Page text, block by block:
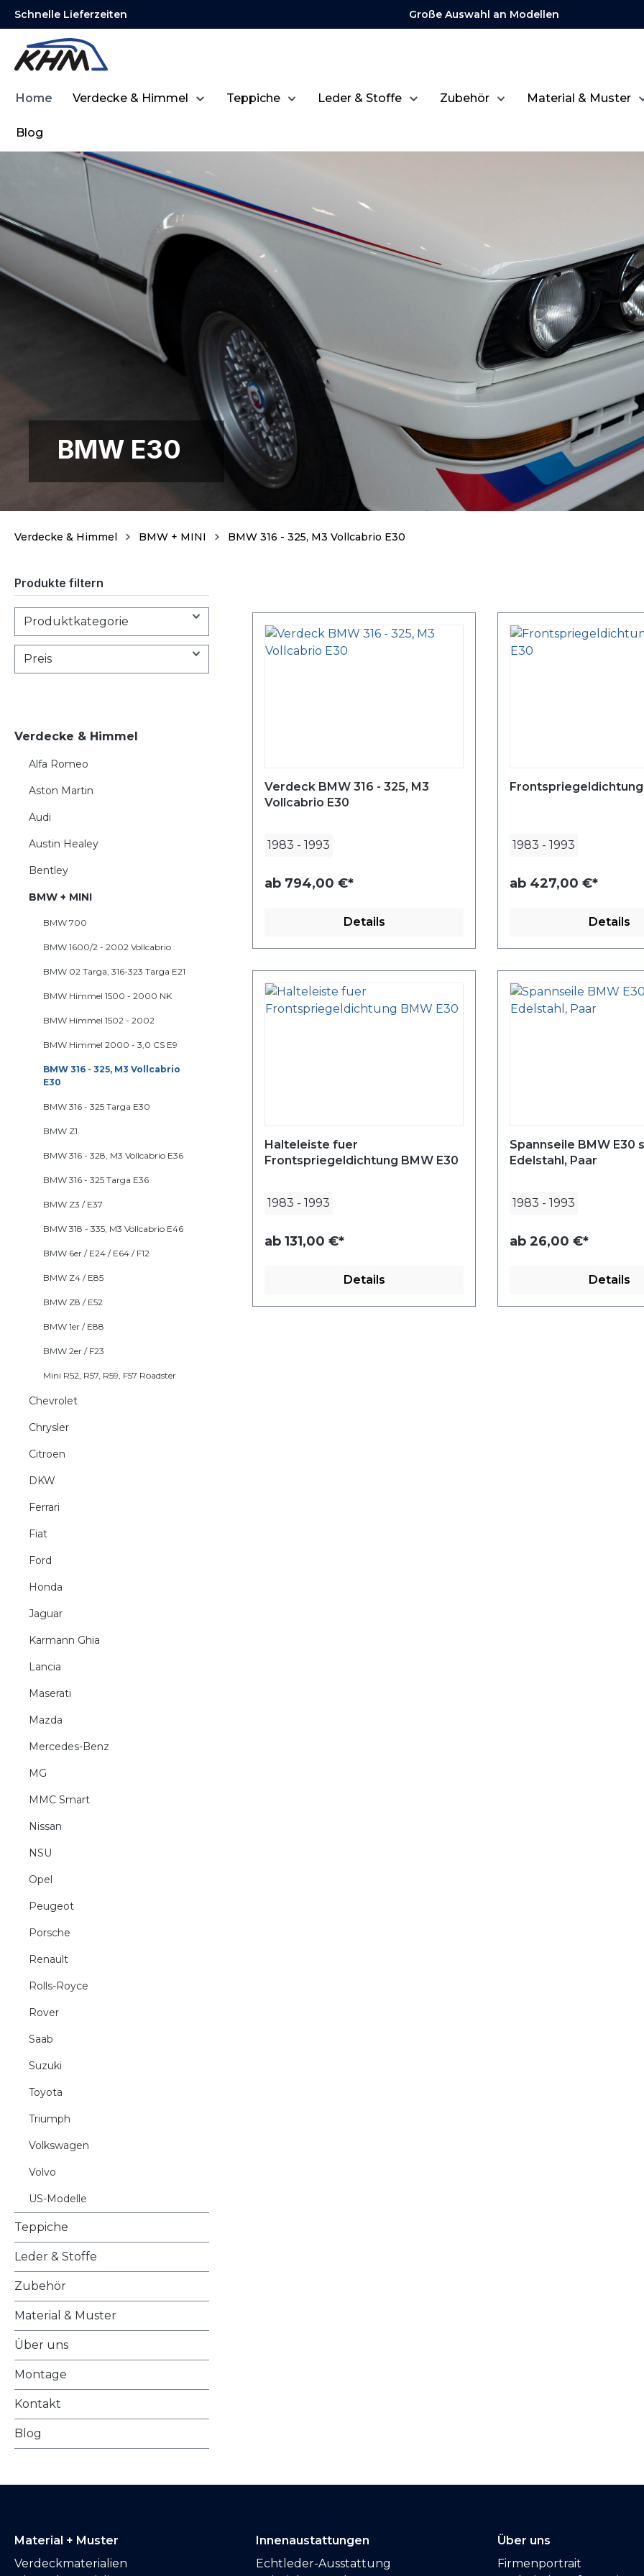
Zur Hauptnavigation springen
Schnelle Lieferzeiten Große Auswahl an Modellen
Home Verdecke & Himmel Teppiche Leder & Stoffe Zubehör Material & Muster
Blog
BMW E30
Verdecke & Himmel BMW + MINI BMW 316 - 325, M3 Vollcabrio E30
Produkte filtern
Produktkategorie
Preis
Verdecke & Himmel
Alfa Romeo
Aston Martin
Audi
Austin Healey
Bentley
BMW + MINI
BMW 700
BMW 1600/2 - 2002 Vollcabrio
BMW 02 Targa, 316-323 Targa E21
BMW Himmel 1500 - 2000 NK
BMW Himmel 1502 - 2002
BMW Himmel 2000 - 3,0 CS E9
BMW 316 - 325, M3 Vollcabrio
E30
BMW 316 - 325 Targa E30
BMW Z1
BMW 316 - 328, M3 Vollcabrio E36
BMW 316 - 325 Targa E36
BMW Z3 / E37
BMW 318 - 335, M3 Vollcabrio E46
BMW 6er / E24 / E64 / F12
BMW Z4 / E85
BMW Z8 / E52
BMW 1er / E88
BMW 2er / F23
Mini R52, R57, R59, F57 Roadster
Chevrolet
Chrysler
Citroen
DKW
Ferrari
Fiat
Ford
Honda
Jaguar
Karmann Ghia
Lancia
Maserati
Mazda
Mercedes-Benz
MG
MMC Smart
Nissan
NSU
Opel
Peugeot
Porsche
Renault
Rolls-Royce
Rover
Saab
Suzuki
Toyota
Triumph
Volkswagen
Volvo
US-Modelle
Teppiche
Leder & Stoffe
Zubehör
Material & Muster
Über uns
Montage
Kontakt
Blog
Verdeck BMW 316 - 325, M3
Vollcabrio E30
1983 - 1993
ab 794,00 €*
Details
Frontspriegeldichtung
1983 - 1993
ab 427,00 €*
Details
Halteleiste fuer
Frontspriegeldichtung BMW E30
1983 - 1993
ab 131,00 €*
Details
Spannseile BMW E30
Edelstahl, Paar
1983 - 1993
ab 26,00 €*
Details
Material + Muster
Verdeckmaterialien
Innenaustattungen
Echtleder-Ausstattung
Über uns
Firmenportrait